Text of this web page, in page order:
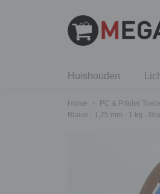
Huishouden
Home › PC & Printer
Blauw - 1,75 mm - 1 kg -